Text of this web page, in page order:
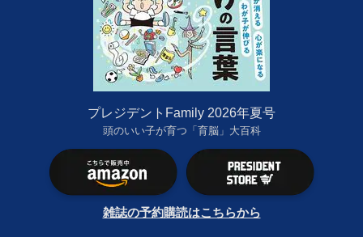
プレジデントFamily 2026年夏号
頭のいい子が育つ「育脳」大百科
雑誌の予約購読はこちらから